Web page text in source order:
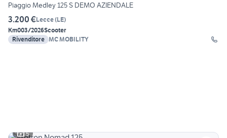
Piaggio Medley 125 S DEMO AZIENDALE
3.200 €Lecce(LE)
Km003/2026Scooter
Rivenditore MC MOBILITY
5